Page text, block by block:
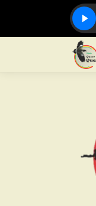
da Quero
Louco Mundeiro